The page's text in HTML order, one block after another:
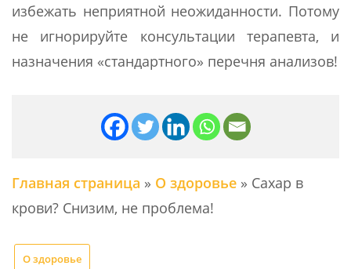
избежать неприятной неожиданности. Потому
не игнорируйте консультации терапевта, и
назначения «стандартного» перечня анализов!
Главная страница » О здоровье » Сахар в
крови? Снизим, не проблема!
О здоровье